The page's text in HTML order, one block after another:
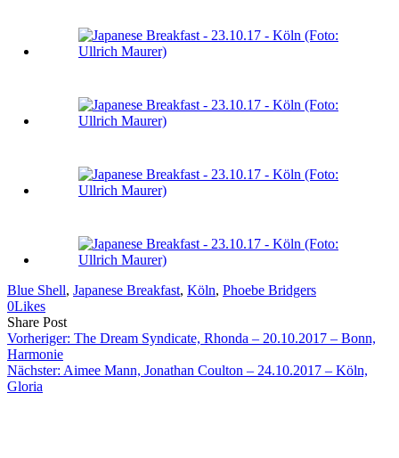
Blue Shell, Japanese Breakfast, Köln, Phoebe Bridgers
0Likes
Share PostShare
on
Copy
URL
clipboard
Send
Link
eMail
Vorheriger: The Dream Syndicate, Rhonda – 20.10.2017 – Bonn,
Harmonie
Nächster: Aimee Mann, Jonathan Coulton – 24.10.2017 – Köln,
Gloria